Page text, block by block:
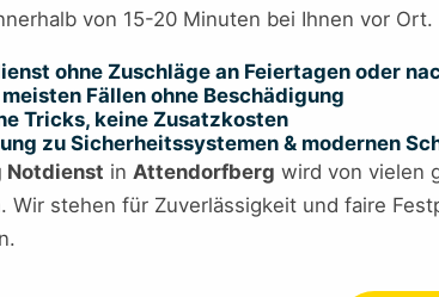
von 15-20 Minuten bei Ihnen vor
ohne Zuschläge an Feiertagen oder
Fällen ohne Beschädigung
Tricks, keine Zusatzkosten
zu Sicherheitssystemen & modernen
Notdienst in Attendorfberg wird von vielen
Wir stehen für Zuverlässigkeit und faire